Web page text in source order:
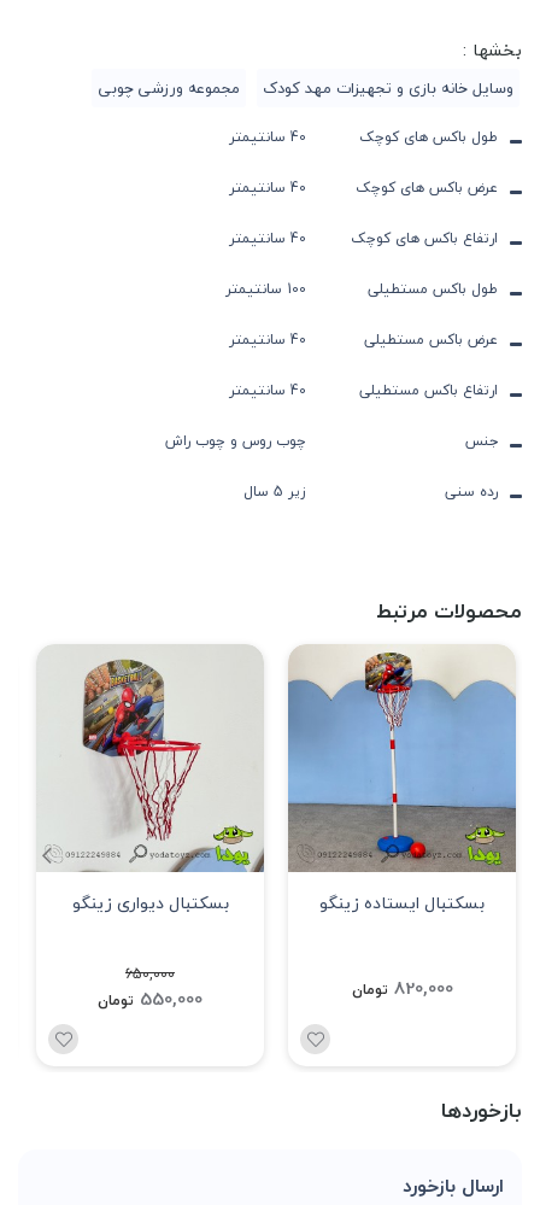
بخشها :
وسایل خانه بازی و تجهیزات مهد کودک مجموعه ورزشی چوبی
طول باکس های کوچک
40 سانتیمتر
عرض باکس های کوچک
40 سانتیمتر
ارتفاع باکس های کوچک
40 سانتیمتر
طول باکس مستطیلی
100 سانتیمتر
عرض باکس مستطیلی
40 سانتیمتر
ارتفاع باکس مستطیلی
40 سانتیمتر
جنس
چوب روس و چوب راش
رده سنی
زیر 5 سال
محصولات مرتبط
بسکتبال ایستاده زینگو
820,000 تومان
بسکتبال دیواری زینگو
650,000
550,000 تومان
بازخوردها
ارسال بازخورد